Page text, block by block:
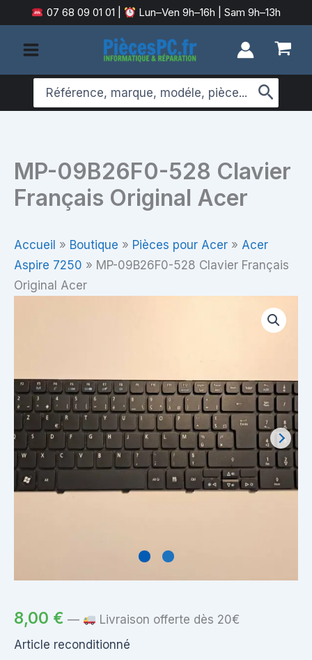
au
contenu
07 68 09 01 01 Lun–Ven 9h–16h | Sam 9h–13h
Search
for:
MP-09B26F0-528 Clavier
Français Original Acer
Accueil » Boutique » Pièces pour Acer » Acer
Aspire 7250 » MP-09B26F0-528 Clavier Français
Original Acer
8,00 € —
Livraison offerte dès 20€
Article reconditionné